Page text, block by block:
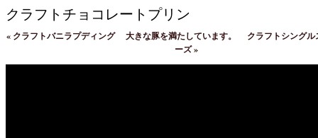
クラフトチョコレートプリン
«クラフトバニラプディング 大きな豚を満たしています。
クラフトシング
ーズ»